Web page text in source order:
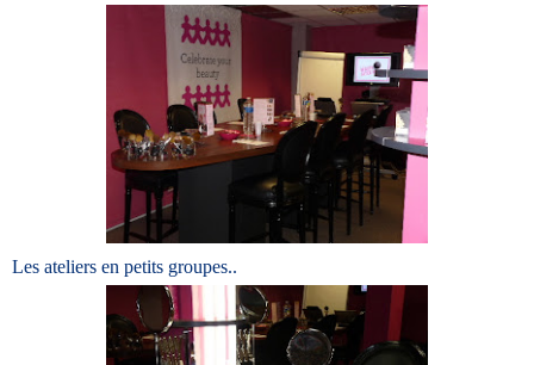
Les ateliers en petits groupes..